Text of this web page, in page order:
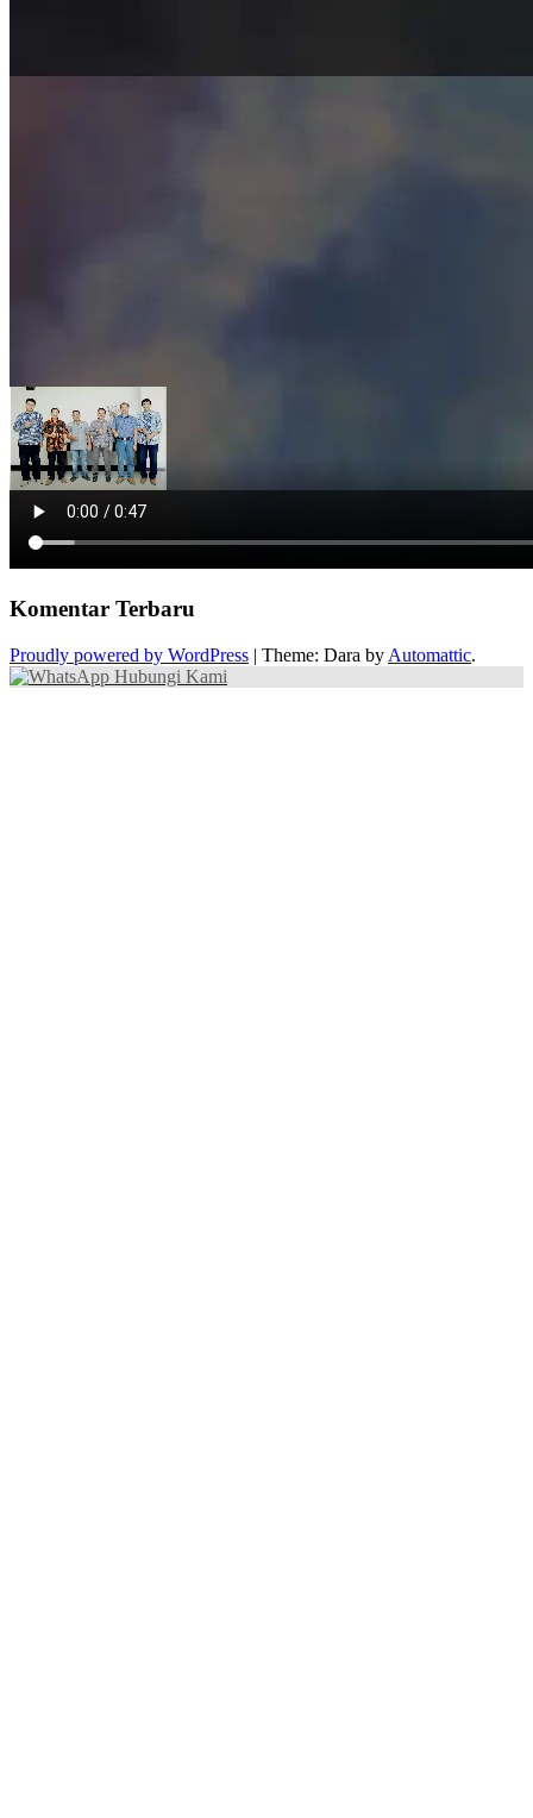
Komentar Terbaru
Proudly powered by WordPress | Theme: Dara by Automattic.
Hubungi Kami